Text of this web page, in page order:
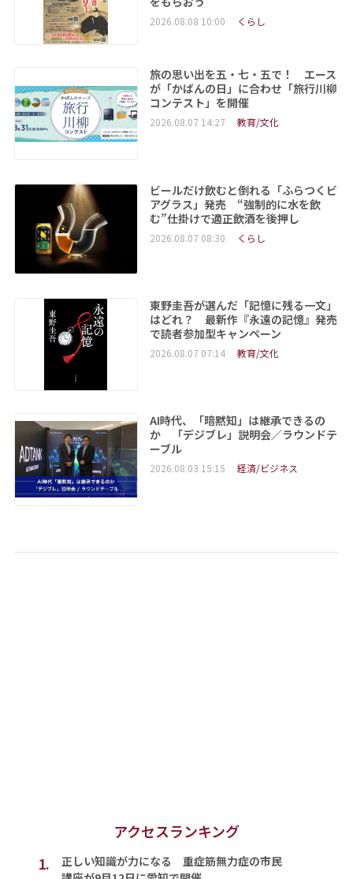
2026.08.08 10:00 くらし
旅の思い出を五・七・五で！ エース
が「かばんの日」に合わせ「旅行川柳
コンテスト」を開催
2026.08.07 14:27 教育/文化
ビールだけ飲むと倒れる「ふらつくビ
アグラス」発売 “強制的に水を飲
む”仕掛けで適正飲酒を後押し
2026.08.07 08:30 くらし
東野圭吾が選んだ「記憶に残る一文」
はどれ？ 最新作『永遠の記憶』発売
で読者参加型キャンペーン
2026.08.07 07:14 教育/文化
AI時代、「暗黙知」は継承できるの
か 「デジブレ」説明会／ラウンドテ
ーブル
2026.08.03 15:15 経済/ビジネス
アクセスランキング
1.
正しい知識が力になる 重症筋無力症の市民